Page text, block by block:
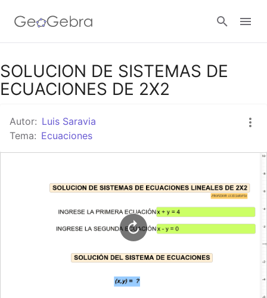
Google Classroom
Abrir sesión
SOLUCION DE SISTEMAS DE
ECUACIONES DE 2X2
Autor: Luis Saravia
Tema: Ecuaciones